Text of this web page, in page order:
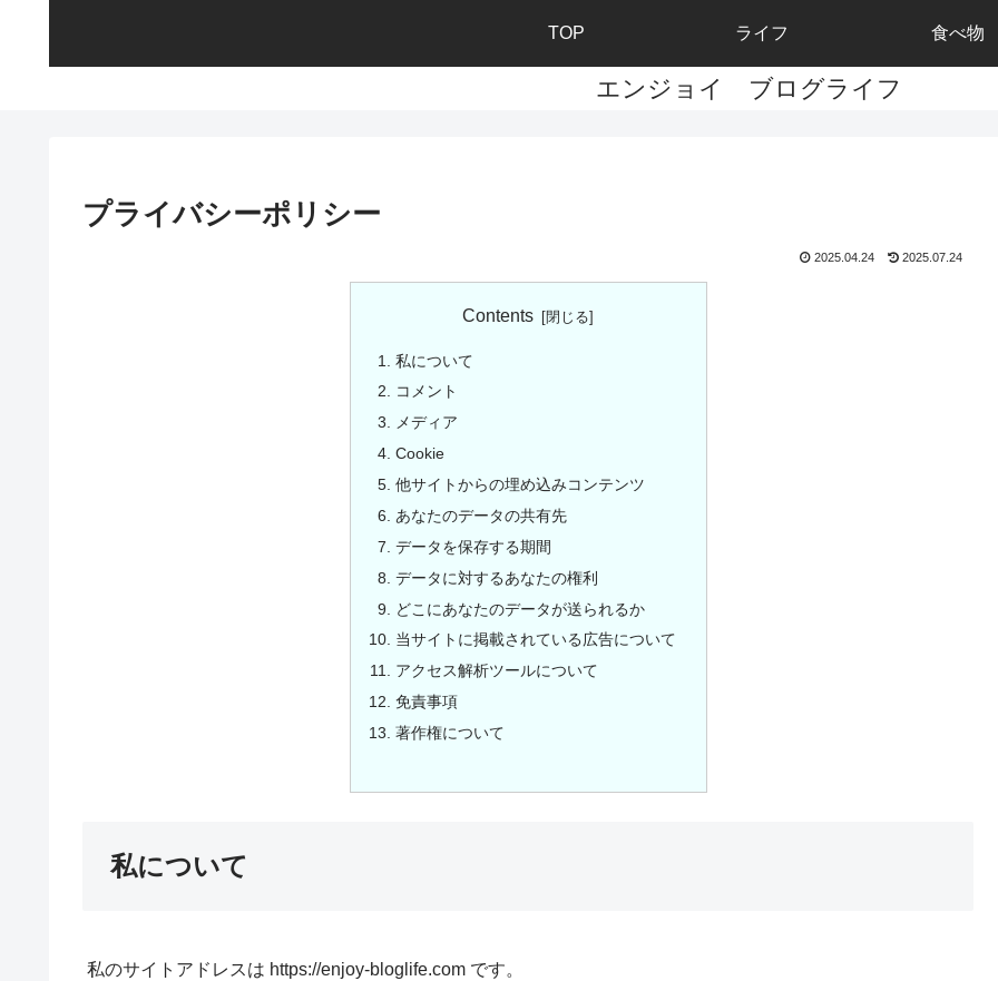
エンジョイ ブログライフ
TOP ライフ 食べ物
プライバシーポリシー
2025.04.24 2025.07.24
Contents
私について
コメント
メディア
Cookie
他サイトからの埋め込みコンテンツ
あなたのデータの共有先
データを保存する期間
データに対するあなたの権利
どこにあなたのデータが送られるか
当サイトに掲載されている広告について
アクセス解析ツールについて
免責事項
著作権について
私について
私のサイトアドレスは https://enjoy-bloglife.com です。